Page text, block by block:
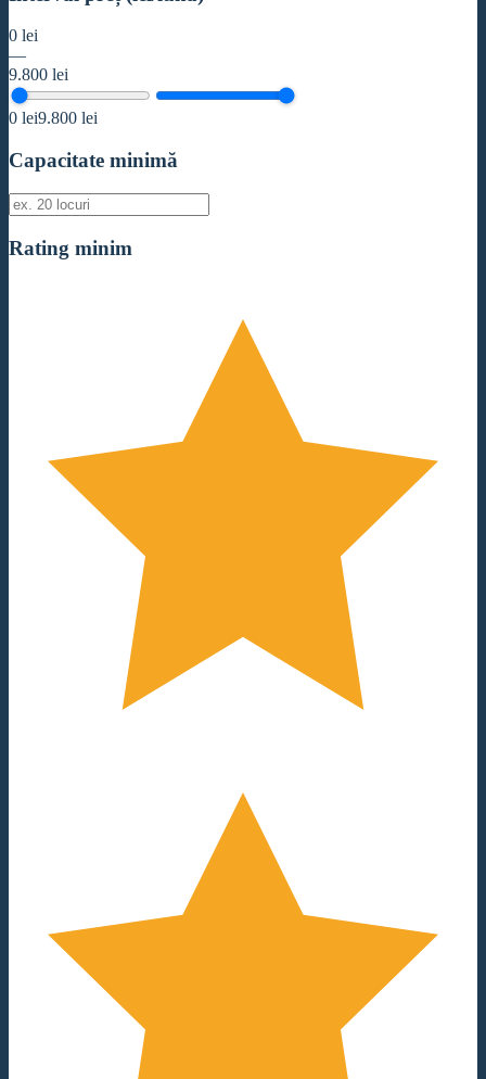
0 lei
—
9.800 lei
0 lei9.800 lei
Capacitate minimă
Rating minim